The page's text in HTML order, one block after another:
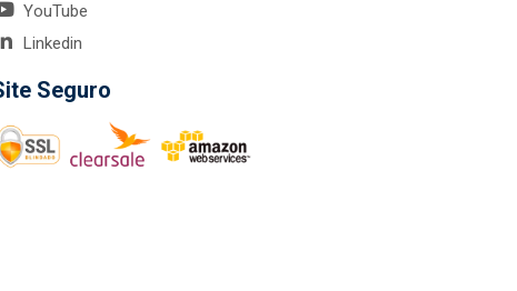
YouTube
Linkedin
Seguro